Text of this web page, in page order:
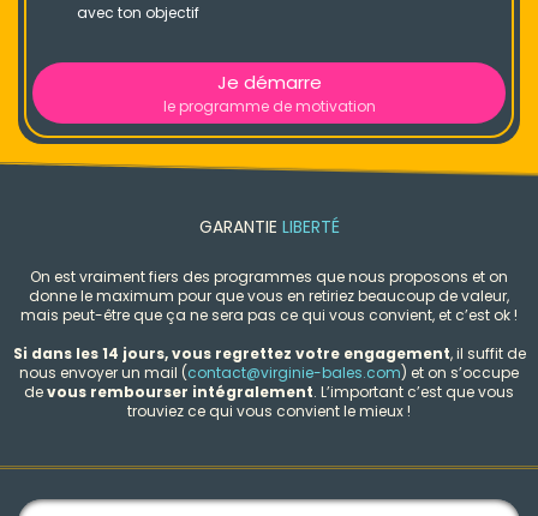
avec ton objectif
Je démarre
le programme de motivation
GARANTIE LIBERTÉ
On est vraiment fiers des programmes que nous proposons et on
donne le maximum pour que vous en retiriez beaucoup de valeur,
mais peut-être que ça ne sera pas ce qui vous convient, et c’est ok !
Si dans les 14 jours, vous regrettez votre engagement, il suffit de
nous envoyer un mail (contact@virginie-bales.com) et on s’occupe
devous rembourser intégralement. L’important c’est que vous
trouviez ce qui vous convient le mieux !